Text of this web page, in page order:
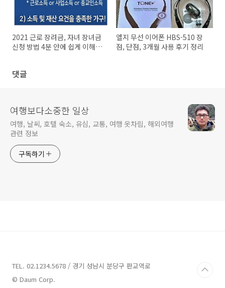
2021 근로 장려금, 자녀 장녀금
신청 방법 4분 안에 쉽게 이해하
엘지 무선 이어폰 HBS-510 장
점, 단점, 3개월 사용 후기 정리
댓글
여행보다소중한 일상
여행, 날씨, 호텔 숙소, 유심, 교통, 여행 옷차림, 해외여행
관련 정보
구독하기
TEL. 02.1234.5678 / 경기 성남시 분당구 판교역로
© Daum Corp.